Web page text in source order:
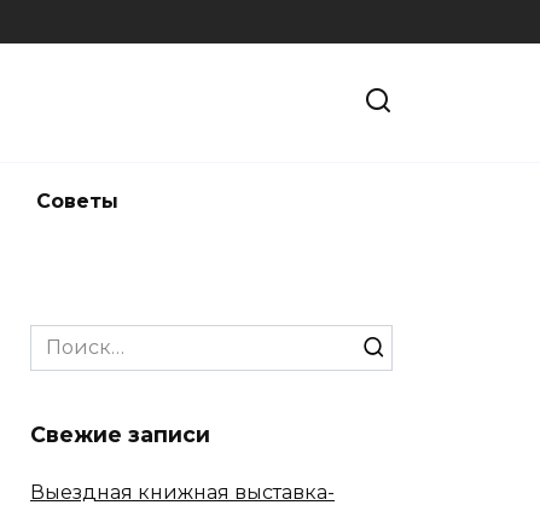
Советы
Search
for:
Свежие записи
Выездная книжная выставка-